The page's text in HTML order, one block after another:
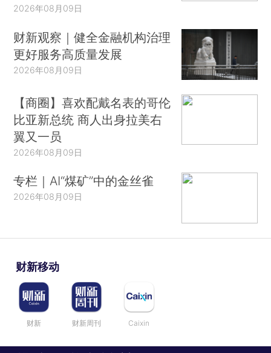
2026年08月09日
财新观察｜健全金融机构治理
更好服务高质量发展
2026年08月09日
【商圈】喜欢配戴名表的哥伦
比亚新总统 商人出身拉美右
翼又一员
2026年08月09日
专栏｜AI“煤矿”中的金丝雀
2026年08月09日
财新移动
财新 财新周刊 Caixin